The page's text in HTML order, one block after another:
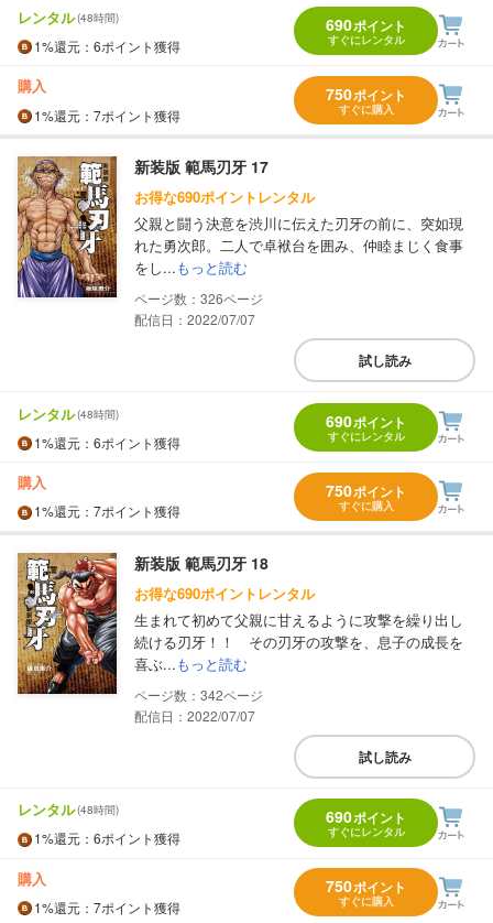
レンタル(48時間)
1%還元 ：6ポイント獲得
690ポイント
すぐにレンタル
購入
1%還元 ：7ポイント獲得
750ポイント
すぐに購入
新装版 範馬刃牙 17
お得な690ポイントレンタル
父親と闘う決意を渋川に伝えた刃牙の前に、突如現
れた勇次郎。二人で卓袱台を囲み、仲睦まじく食事
をし...もっと読む
326
配信日：2022/07/07
試し読み
レンタル(48時間)
1%還元 ：6ポイント獲得
690ポイント
すぐにレンタル
購入
1%還元 ：7ポイント獲得
750ポイント
すぐに購入
新装版 範馬刃牙 18
お得な690ポイントレンタル
生まれて初めて父親に甘えるように攻撃を繰り出し
続ける刃牙！！ その刃牙の攻撃を、息子の成長を
喜ぶ...もっと読む
342
配信日：2022/07/07
試し読み
レンタル(48時間)
1%還元 ：6ポイント獲得
690ポイント
すぐにレンタル
購入
1%還元 ：7ポイント獲得
750ポイント
すぐに購入